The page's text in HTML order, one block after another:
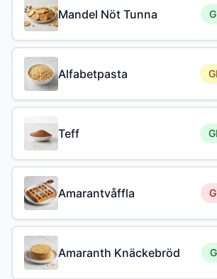
Mandel Nöt Tunna
Alfabetpasta
Teff
Amarantvåffla
Amaranth Knäckebröd